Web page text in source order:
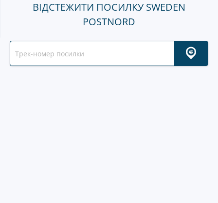
ВІДСТЕЖИТИ ПОСИЛКУ SWEDEN
POSTNORD